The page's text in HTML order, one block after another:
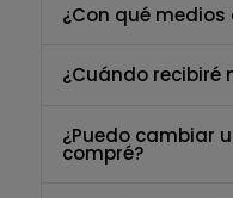
¿Con qué
¿Cuándo recibiré
¿Puedo cambiar
compré?